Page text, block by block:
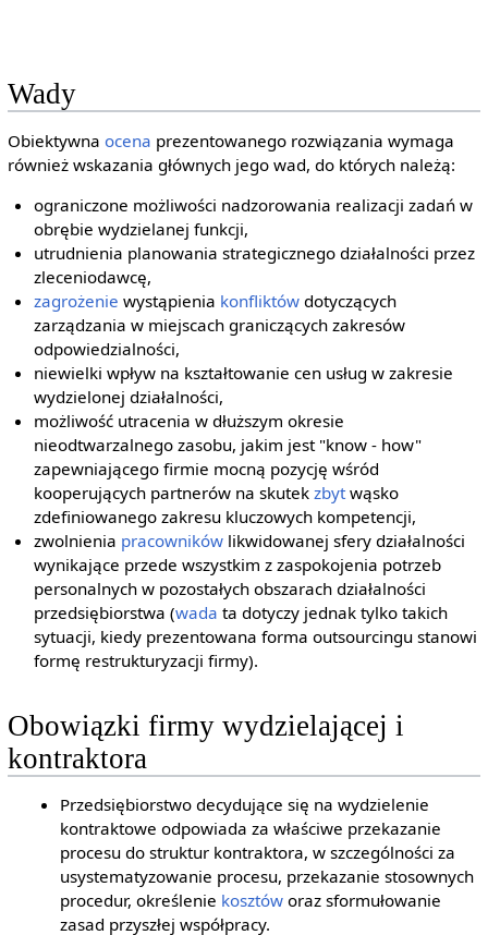
Wady
Obiektywna ocena prezentowanego rozwiązania wymaga
również wskazania głównych jego wad, do których należą:
ograniczone możliwości nadzorowania realizacji zadań w
obrębie wydzielanej funkcji,
utrudnienia planowania strategicznego działalności przez
zleceniodawcę,
zagrożenie wystąpienia konfliktów dotyczących
zarządzania w miejscach graniczących zakresów
odpowiedzialności,
niewielki wpływ na kształtowanie cen usług w zakresie
wydzielonej działalności,
możliwość utracenia w dłuższym okresie
nieodtwarzalnego zasobu, jakim jest "know - how"
zapewniającego firmie mocną pozycję wśród
kooperujących partnerów na skutekzbytwąsko
zdefiniowanego zakresu kluczowych kompetencji,
zwolnienia pracowników likwidowanej sfery działalności
wynikające przede wszystkim z zaspokojenia potrzeb
personalnych w pozostałych obszarach działalności
przedsiębiorstwa (wada ta dotyczy jednak tylko takich
sytuacji, kiedy prezentowana forma outsourcingu stanowi
formę restrukturyzacji firmy).
Obowiązki firmy wydzielającej i
kontraktora
Przedsiębiorstwo decydujące się na wydzielenie
kontraktowe odpowiada za właściwe przekazanie
procesu do struktur kontraktora, w szczególności za
usystematyzowanie procesu, przekazanie stosownych
procedur, określenie kosztów oraz sformułowanie
zasad przyszłej współpracy.